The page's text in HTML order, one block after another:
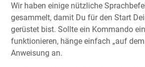
Wir haben einige nützliche
gesammelt, damit Du für den Start
gerüstet bist. Sollte ein Kommando
funktionieren, hänge einfach „auf
Anweisung an.